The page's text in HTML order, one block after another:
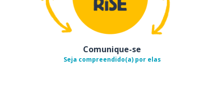
Comunique-se
Seja compreendido(a) por elas